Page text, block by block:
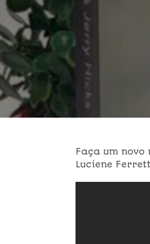
Faça um
Luciene